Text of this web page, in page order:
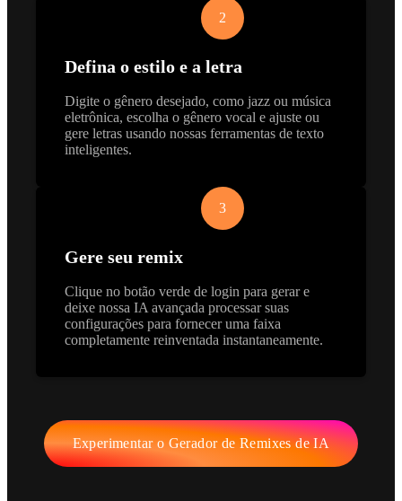
2
Defina o estilo e a letra
Digite o gênero desejado, como jazz ou música
eletrônica, escolha o gênero vocal e ajuste ou
gere letras usando nossas ferramentas de texto
inteligentes.
3
Gere seu remix
Clique no botão verde de login para gerar e
deixe nossa IA avançada processar suas
configurações para fornecer uma faixa
completamente reinventada instantaneamente.
Experimentar o Gerador de Remixes de IA